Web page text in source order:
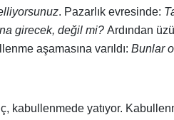
. Pazarlık evresinde:
girecek, değil mi? Ardından
aşamasına varıldı: Bunlar
kabullenmede yatıyor.